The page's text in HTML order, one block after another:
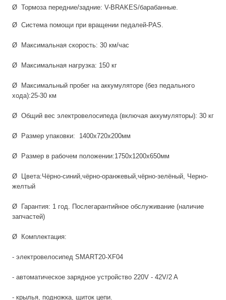
Ø Тормоза передние/задние: V-BRAKES/барабанные.
Ø Система помощи при вращении педалей-PAS.
Ø Максимальная скорость: 30 км/час
Ø Максимальная нагрузка: 150 кг
Ø Максимальный пробег на аккумуляторе (без педального
хода):25-30 км
Ø Общий вес электровелосипеда (включая аккумуляторы): 30 кг
Ø Размер упаковки: 1400x720x200мм
Ø Размер в рабочем положении:1750x1200x650мм
Ø Цвета:Чёрно-синий,чёрно-оранжевый,чёрно-зелёный, Черно-
желтый
Ø Гарантия: 1 год. Послегарантийное обслуживание (наличие
запчастей)
Ø Комплектация:
- электровелосипед SMART20-XF04
- автоматическое зарядное устройство 220V - 42V/2 A
- крылья, подножка, щиток цепи.